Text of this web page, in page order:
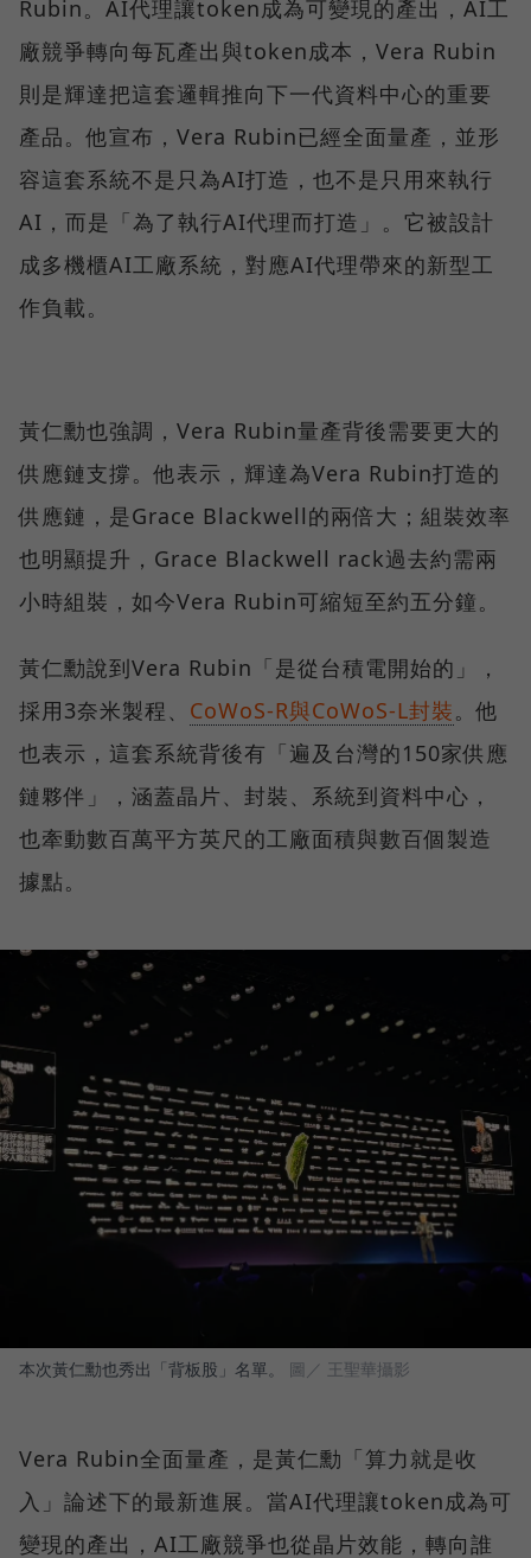
Rubin。AI代理讓token成為可變現的產出，AI工
廠競爭轉向每瓦產出與token成本，Vera Rubin
則是輝達把這套邏輯推向下一代資料中心的重要
產品。他宣布，Vera Rubin已經全面量產，並形
容這套系統不是只為AI打造，也不是只用來執行
AI，而是「為了執行AI代理而打造」。它被設計
成多機櫃AI工廠系統，對應AI代理帶來的新型工
作負載。
黃仁勳也強調，Vera Rubin量產背後需要更大的
供應鏈支撐。他表示，輝達為Vera Rubin打造的
供應鏈，是Grace Blackwell的兩倍大；組裝效率
也明顯提升，Grace Blackwell rack過去約需兩
小時組裝，如今Vera Rubin可縮短至約五分鐘。
黃仁勳說到Vera Rubin「是從台積電開始的」，
採用3奈米製程、 CoWoS-R與CoWoS-L封裝。他
也表示，這套系統背後有「遍及台灣的150家供應
鏈夥伴」，涵蓋晶片、封裝、系統到資料中心，
也牽動數百萬平方英尺的工廠面積與數百個製造
據點。
本次黃仁勳也秀出「背板股」名單。 圖／ 王聖華攝影
Vera Rubin全面量產，是黃仁勳「算力就是收
入」論述下的最新進展。當AI代理讓token成為可
變現的產出，AI工廠競爭也從晶片效能，轉向誰